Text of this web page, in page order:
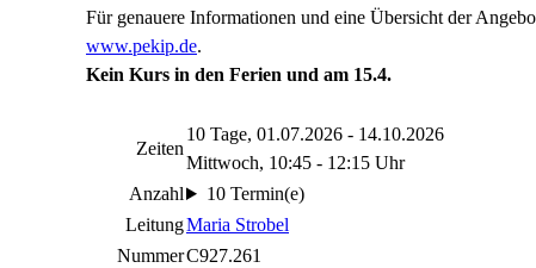
Für genauere Informationen und eine Übersicht der
www.pekip.de.
Kein Kurs in den Ferien und am 15.4.
Zeiten
10 Tage, 01.07.2026 - 14.10.2026
Mittwoch, 10:45 - 12:15 Uhr
Anzahl
10 Termin(e)
LeitungMaria Strobel
NummerC927.261